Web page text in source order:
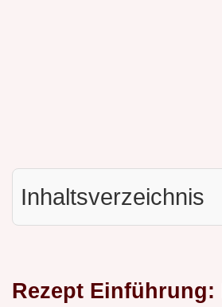
Inhaltsverzeichnis
Rezept Einführung: